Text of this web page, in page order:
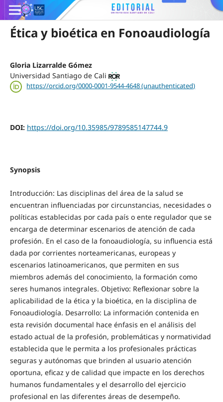
Ética y bioética en Fonoaudiología
Gloria Lizarralde Gómez
Universidad Santiago de Cali
https://orcid.org/0000-0001-9544-4648 (unauthenticated)
DOI: https://doi.org/10.35985/9789585147744.9
Synopsis
Introducción: Las disciplinas del área de la salud se
encuentran influenciadas por circunstancias, necesidades o
políticas establecidas por cada país o ente regulador que se
encarga de determinar escenarios de atención de cada
profesión. En el caso de la fonoaudiología, su influencia está
dada por corrientes norteamericanas, europeas y
escenarios latinoamericanos, que permiten en sus
miembros además del conocimiento, la formación como
seres humanos integrales. Objetivo: Reflexionar sobre la
aplicabilidad de la ética y la bioética, en la disciplina de
Fonoaudiología. Desarrollo: La información contenida en
esta revisión documental hace énfasis en el análisis del
estado actual de la profesión, problemáticas y normatividad
establecida que le permita a los profesionales prácticas
seguras y autónomas que brinden al usuario atención
oportuna, eficaz y de calidad que impacte en los derechos
humanos fundamentales y el desarrollo del ejercicio
profesional en las diferentes áreas de desempeño.